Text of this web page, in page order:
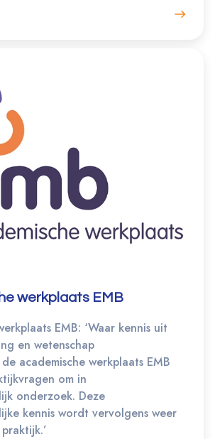
werkplaats EMB
EMB: ‘Waar kennis uit
en wetenschap
academische werkplaats EMB
om in
onderzoek. Deze
kennis wordt vervolgens weer